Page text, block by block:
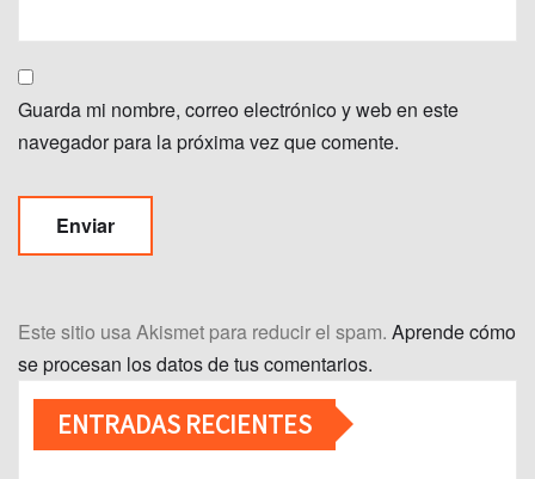
Guarda mi nombre, correo electrónico y web en este
navegador para la próxima vez que comente.
Este sitio usa Akismet para reducir el spam. Aprende cómo
se procesan los datos de tus comentarios.
ENTRADAS RECIENTES